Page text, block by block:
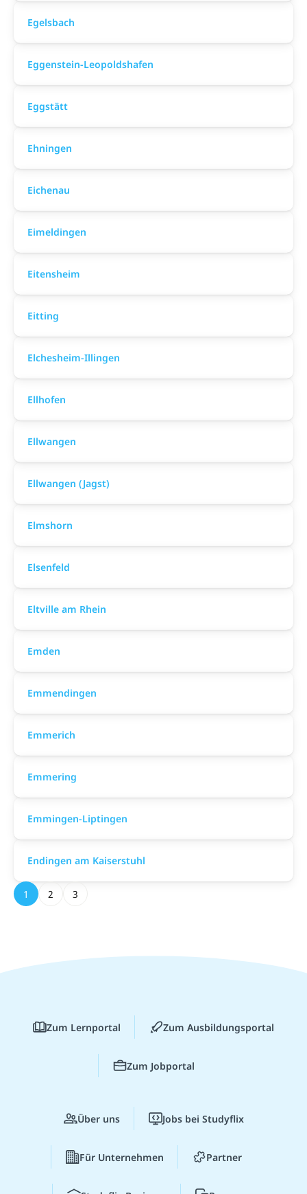
Egelsbach
Eggenstein-Leopoldshafen
Eggstätt
Ehningen
Eichenau
Eimeldingen
Eitensheim
Eitting
Elchesheim-Illingen
Ellhofen
Ellwangen
Ellwangen (Jagst)
Elmshorn
Elsenfeld
Eltville am Rhein
Emden
Emmendingen
Emmerich
Emmering
Emmingen-Liptingen
Endingen am Kaiserstuhl
1 2 3
Zum Lernportal Zum Ausbildungsportal
Zum Jobportal
Über uns Jobs bei Studyflix
Für Unternehmen Partner